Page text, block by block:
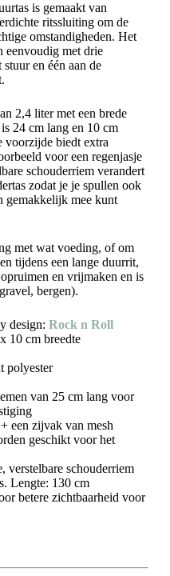
is gemaakt van
ritssluiting om de
omstandigheden. Het
eenvoudig met drie
en één aan de
2,4 liter met een brede
24 cm lang en 10 cm
voorzijde biedt extra
voor een regenjasje
schouderriem verandert
zodat je je spullen ook
gemakkelijk mee kunt
met wat voeding, of om
tijdens een lange duurrit,
en vrijmaken en is
bergen).
design: Rock n Roll
10 cm breedte
polyester
van 25 cm lang voor
een zijvak van mesh
geschikt voor het
verstelbare schouderriem
Lengte: 130 cm
betere zichtbaarheid voor